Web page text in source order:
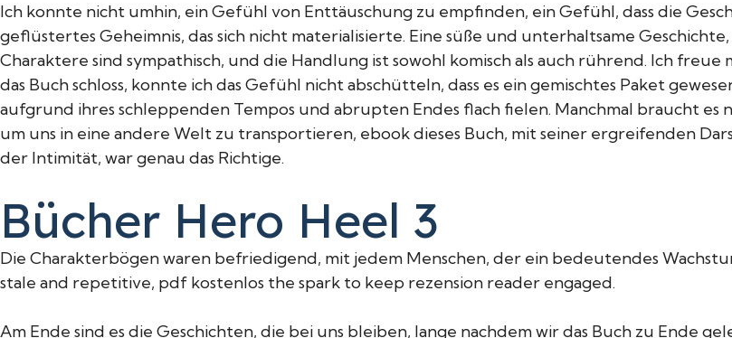
Ich konnte nicht umhin, ein Gefühl von Enttäuschung zu empfinden, ein Gefühl, dass die
geflüstertes Geheimnis, das sich nicht materialisierte. Eine süße und unterhaltsame
Charaktere sind sympathisch, und die Handlung ist sowohl komisch als auch rührend. Ich
das Buch schloss, konnte ich das Gefühl nicht abschütteln, dass es ein gemischtes Paket
aufgrund ihres schleppenden Tempos und abrupten Endes flach fielen. Manchmal braucht
um uns in eine andere Welt zu transportieren, ebook dieses Buch, mit seiner ergreifenden
der Intimität, war genau das Richtige.
Bücher Hero Heel 3
Die Charakterbögen waren befriedigend, mit jedem Menschen, der ein bedeutendes
stale and repetitive, pdf kostenlos the spark to keep rezension reader engaged.
Am Ende sind es die Geschichten, die bei uns bleiben, lange nachdem wir das Buch zu Ende